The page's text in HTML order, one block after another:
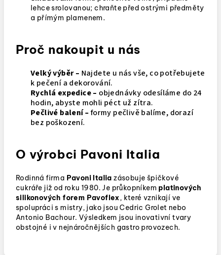
lehce srolovanou; chraňte před ostrými předměty
a přímým plamenem.
Proč nakoupit u nás
Velký výběr – Najdete u nás vše, co potřebujete
k pečení a dekorování.
Rychlá expedice – objednávky odesíláme do 24
hodin, abyste mohli péct už zítra.
Pečlivé balení –formy pečlivě balíme, dorazí
bez poškození.
O výrobci Pavoni Italia
Rodinná firma Pavoni Italia zásobuje špičkové
cukráře již od roku 1980. Je průkopníkem platinových
silikonových forem Pavoflex, které vznikají ve
spolupráci s mistry, jako jsou Cedric Grolet nebo
Antonio Bachour. Výsledkem jsou inovativní tvary
obstojné i v nejnáročnějších gastro provozech.